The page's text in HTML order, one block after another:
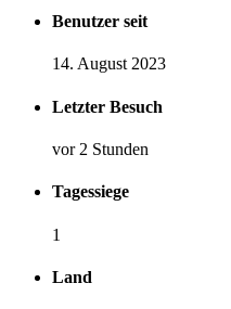
Benutzer seit
14. August 2023
Letzter Besuch
vor 2 Stunden
Tagessiege
1
Land